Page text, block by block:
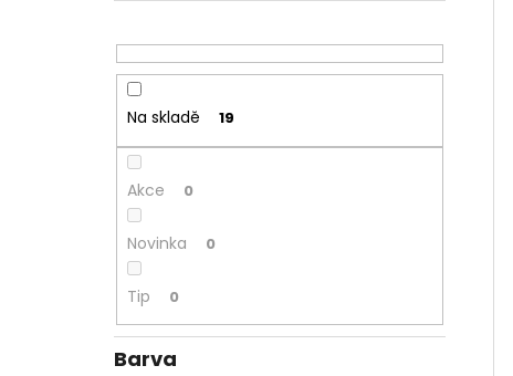
Na skladě 19
Akce 0
Novinka 0
Tip 0
Barva